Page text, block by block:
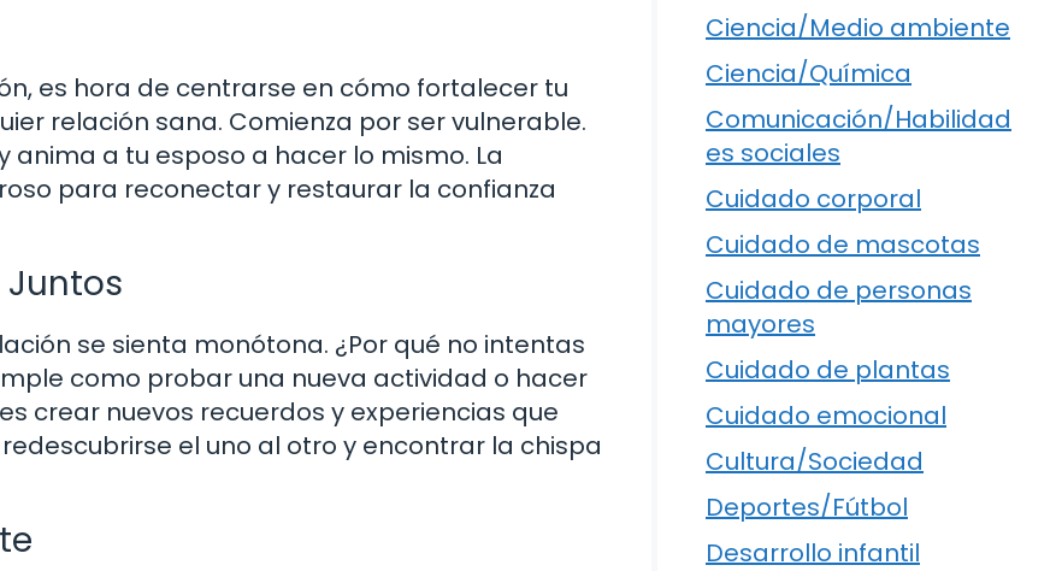
es hora de centrarse en cómo fortalecer tu
relación sana. Comienza por ser vulnerable.
a tu esposo a hacer lo mismo. La
para reconectar y restaurar la confianza
Juntos
se sienta monótona. ¿Por qué no intentas
como probar una nueva actividad o hacer
crear nuevos recuerdos y experiencias que
el uno al otro y encontrar la chispa
Ciencia/Medio ambiente
Ciencia/Química
Comunicación/Habilidad
es sociales
Cuidado corporal
Cuidado de mascotas
Cuidado de personas
mayores
Cuidado de plantas
Cuidado emocional
Cultura/Sociedad
Deportes/Fútbol
Desarrollo infantil